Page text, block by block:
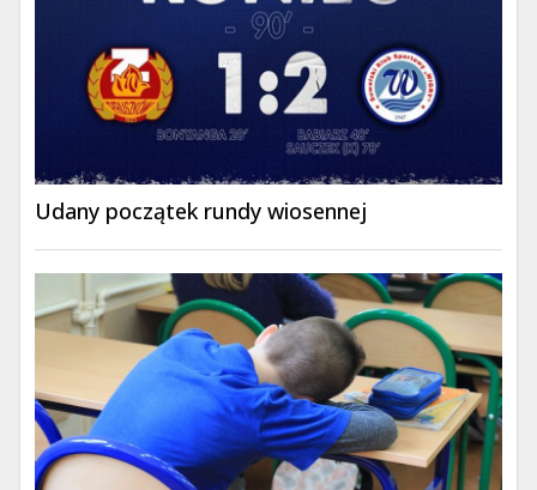
Udany początek rundy wiosennej